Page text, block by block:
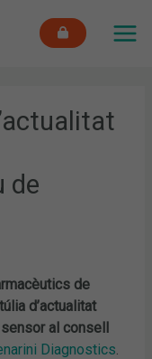
de
de
d’actualitat
al consell
Diagnostics.